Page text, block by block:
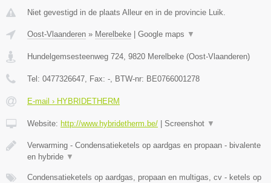
Niet gevestigd in de plaats Alleur en in de provincie Luik.
Oost-Vlaanderen » Merelbeke Google maps ▼
Hundelgemsesteenweg 724, 9820 Merelbeke (Oost-Vlaanderen)
Tel: 0477326647, Fax: -, BTW-nr: BE0766001278
E-mail › HYBRIDETHERM
Website: http://www.hybridetherm.be/ Screenshot ▼
Verwarming - Condensatieketels op aardgas en propaan - bivalente
en hybride ▼
Condensatieketels op aardgas, propaan en multigas, cv - ketels op